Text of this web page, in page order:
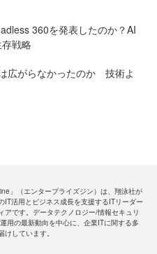
360を発表したのか？AI
戦略
広がらなかったのか 技術よ
」（エンタープライズジン）は、翔泳社が
IT活用とビジネス成長を支援するITリーダー
アです。データテクノロジー/情報セキュリ
用の最新動向を中心に、企業ITに関する多
けしています。